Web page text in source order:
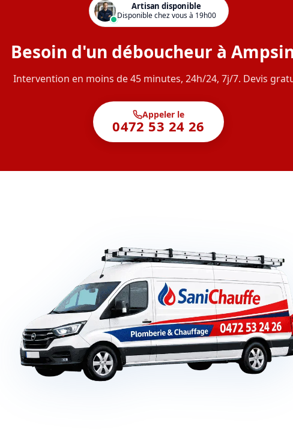
Artisan disponible
Disponible chez vous à 19h00
Besoin d'un déboucheur à
Intervention en moins de 45 minutes, 24h/24, 7j/7. Devis
Appeler le
0472 53 24 26